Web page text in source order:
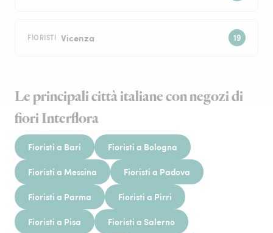
FIORISTI Vicenza
Le principali città italiane con negozi di
fiori Interflora
Fioristi a Bari Fioristi a Bologna
Fioristi a Messina Fioristi a Padova
Fioristi a Parma Fioristi a Pirri
Fioristi a Pisa Fioristi a Salerno